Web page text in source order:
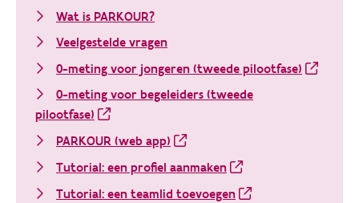
Wat is PARKOUR?
Veelgestelde vragen
0-meting voor jongeren (tweede pilootfase)
0-meting voor begeleiders (tweede
pilootfase)
PARKOUR (web app)
Tutorial: een profiel aanmaken
Tutorial: een teamlid toevoegen